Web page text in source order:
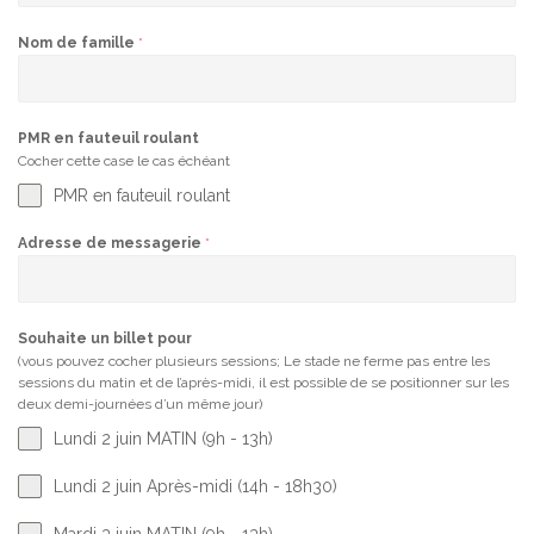
Nom de famille *
PMR en fauteuil roulant
Cocher cette case le cas échéant
PMR en fauteuil roulant
Adresse de messagerie *
Souhaite un billet pour
(vous pouvez cocher plusieurs sessions; Le stade ne ferme pas entre les
sessions du matin et de l’après-midi, il est possible de se positionner sur les
deux demi-journées d’un même jour)
Lundi 2 juin MATIN (9h - 13h)
Lundi 2 juin Après-midi (14h - 18h30)